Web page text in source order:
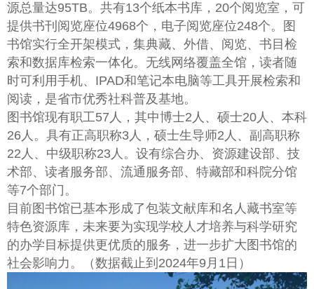
源总量达95TB。共有13个纸本书库，20个阅览室，可
提供书刊阅览座位4968个，电子阅览座位248个。图
书馆实行全开架模式，集典藏、外借、阅览、书目检
索和数据库检索一体化。无线网络覆盖全馆，读者随
时可利用手机、IPAD和笔记本电脑等工具开展检索和
阅读，是省市优秀社科普及基地。
图书馆现有职工57人，其中博士2人、硕士20人、本科
26人。具有正高职称3人，硕士生导师2人、副高职称
22人、中级职称23人。设有综合办、资源建设部、技
术部、读者服务部、流通服务部、特藏部和科院分馆
等7个部门。
目前图书馆已基本形成了包装文献库和名人藏书室等
特色资源库，未来要为实现学校人才培养与科学研究
的办学目标提供更优质的服务，进一步扩大图书馆的
社会影响力。（数据截止到2024年9月1日）